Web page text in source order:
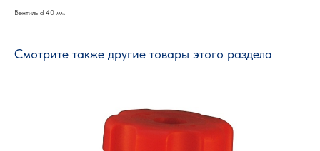
Вентиль d 40 мм
Смотрите также другие товары этого раздела